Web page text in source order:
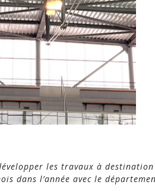
les travaux à
dans l’année avec le